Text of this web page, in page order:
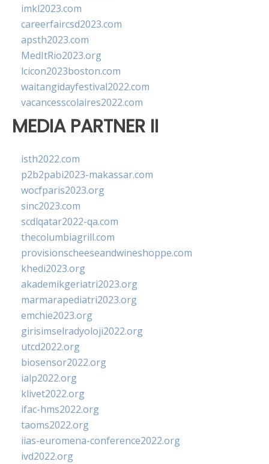
imkl2023.com
careerfaircsd2023.com
apsth2023.com
MedItRio2023.org
lcicon2023boston.com
waitangidayfestival2022.com
vacancesscolaires2022.com
MEDIA PARTNER II
isth2022.com
p2b2pabi2023-makassar.com
wocfparis2023.org
sinc2023.com
scdlqatar2022-qa.com
thecolumbiagrill.com
provisionscheeseandwineshoppe.com
khedi2023.org
akademikgeriatri2023.org
marmarapediatri2023.org
emchie2023.org
girisimselradyoloji2022.org
utcd2022.org
biosensor2022.org
ialp2022.org
klivet2022.org
ifac-hms2022.org
taoms2022.org
iias-euromena-conference2022.org
ivd2022.org